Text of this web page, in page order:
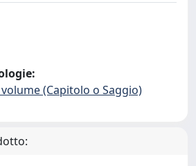
(Capitolo o Saggio)